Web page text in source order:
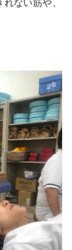
ない筋や、